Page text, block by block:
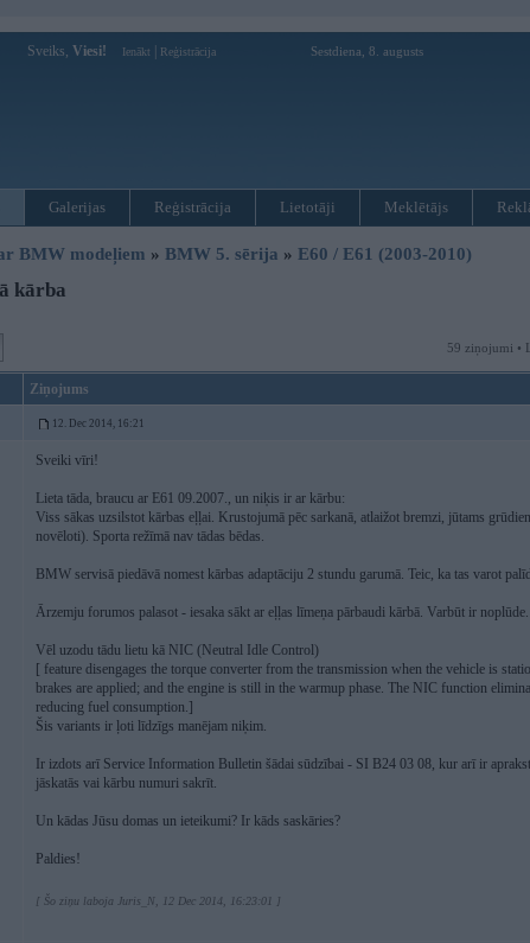
Sveiks, Viesi! Ienākt Reģistrācija Sestdiena, 8. augusts
Galerijas Reģistrācija Lietotāji Meklētājs
BMW modeļiem » BMW 5. sērija » E60 / E61 (2003-2010)
kārba
59 ziņojumi •
Ziņojums
12. Dec 2014, 16:21
Sveiki vīri!
Lieta tāda, braucu ar E61 09.2007., un niķis ir ar kārbu:
Viss sākas uzsilstot kārbas eļļai. Krustojumā pēc sarkanā, atlaižot bremzi, jūtams
novēloti). Sporta režīmā nav tādas bēdas.
BMW servisā piedāvā nomest kārbas adaptāciju 2 stundu garumā. Teic, ka tas varot
Ārzemju forumos palasot - iesaka sākt ar eļļas līmeņa pārbaudi kārbā. Varbūt ir noplūde.
Vēl uzodu tādu lietu kā NIC (Neutral Idle Control)
[ feature disengages the torque converter from the transmission when the vehicle is
brakes are applied; and the engine is still in the warmup phase. The NIC function
reducing fuel consumption.]
Šis variants ir ļoti līdzīgs manējam niķim.
Ir izdots arī Service Information Bulletin šādai sūdzībai - SI B24 03 08, kur arī ir
jāskatās vai kārbu numuri sakrīt.
Un kādas Jūsu domas un ieteikumi? Ir kāds saskāries?
Paldies!
[ Šo ziņu laboja Juris_N, 12 Dec 2014, 16:23:01 ]